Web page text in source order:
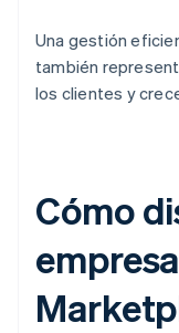
Una gestión
también
los clientes y
Cómo